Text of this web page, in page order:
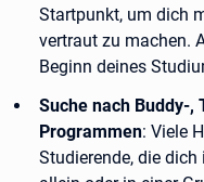
Startpunkt, um dich
vertraut zu machen.
Beginn deines
Suche nach Buddy-
Programmen: Viele
Studierende, die